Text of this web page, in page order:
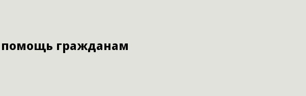
помощь гражданам